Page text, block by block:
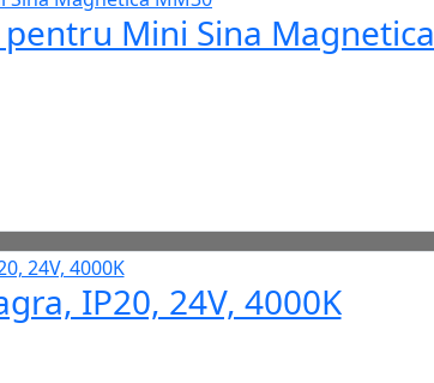
Mini Sina Magnetica
IP20, 24V, 4000K